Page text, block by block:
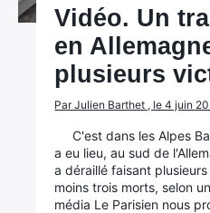
Vidéo. Un
en
plusieurs
Par Julien Barthet , le 4 juin
C'est dans les Alpes
a eu lieu, au sud de
a déraillé faisant
moins trois morts, selon
média Le Parisien nous